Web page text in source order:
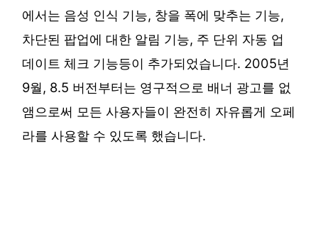
에서는 음성 인식 기능, 창을 폭에 맞추는 기능,
차단된 팝업에 대한 알림 기능, 주 단위 자동 업
데이트 체크 기능등이 추가되었습니다. 2005년
9월, 8.5 버전부터는 영구적으로 배너 광고를 없
앰으로써 모든 사용자들이 완전히 자유롭게 오페
라를 사용할 수 있도록 했습니다.